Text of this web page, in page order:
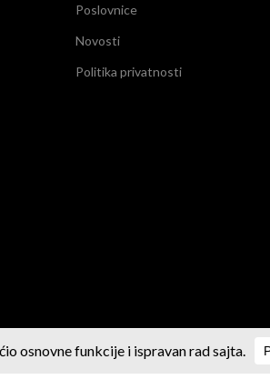
Poslovnice
Novosti
Politika privatnosti